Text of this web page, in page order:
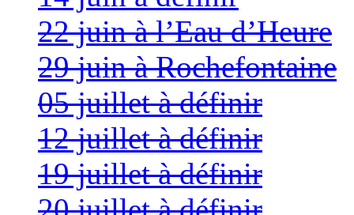
22 juin à l’Eau d’Heure
29 juin à Rochefontaine
05 juillet à définir
12 juillet à définir
19 juillet à définir